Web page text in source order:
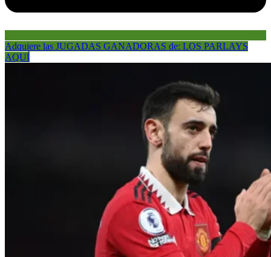
Adquiere las JUGADAS GANADORAS de: LOS PARLAYS
AQUÍ